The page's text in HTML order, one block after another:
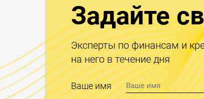
Задайте
Эксперты по финансам и
на него в течение дня
Ваше имя